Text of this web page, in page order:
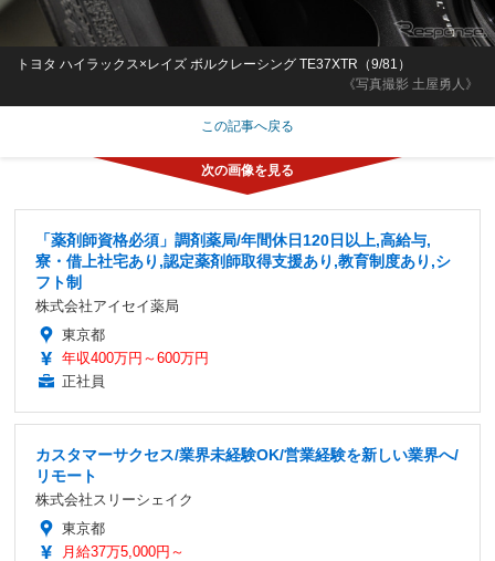
《写真撮影 土屋勇人》
トヨタ ハイラックス×レイズ ボルクレーシング TE37XTR（9/81）
この記事へ戻る
「薬剤師資格必須」調剤薬局/年間休日120日以上,高給与,
寮・借上社宅あり,認定薬剤師取得支援あり,教育制度あり,シ
フト制
株式会社アイセイ薬局
東京都
年収400万円～600万円
正社員
カスタマーサクセス/業界未経験OK/営業経験を新しい業界へ/
リモート
株式会社スリーシェイク
東京都
月給37万5,000円～